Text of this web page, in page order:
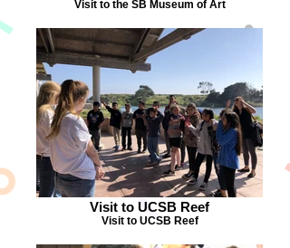
Visit to the SB Museum of Art
Visit to UCSB Reef
Visit to UCSB Reef